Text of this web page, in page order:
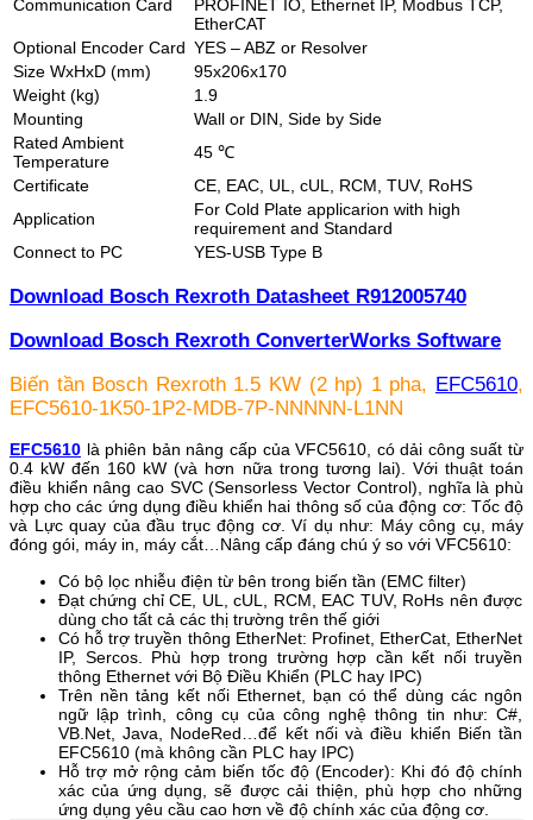
Communication Card
PROFINET IO, Ethernet IP, Modbus TCP,
EtherCAT
Optional Encoder Card YES – ABZ or Resolver
Size WxHxD (mm)
95x206x170
Weight (kg)
1.9
Mounting
Wall or DIN, Side by Side
Rated Ambient
Temperature
45 ℃
Certificate
CE, EAC, UL, cUL, RCM, TUV, RoHS
Application
For Cold Plate applicarion with high
requirement and Standard
Connect to PC
YES-USB Type B
Download Bosch Rexroth Datasheet R912005740
Download Bosch Rexroth ConverterWorks Software
Biến tần Bosch Rexroth 1.5 KW (2 hp) 1 pha, EFC5610,
EFC5610-1K50-1P2-MDB-7P-NNNNN-L1NN
EFC5610 là phiên bản nâng cấp của VFC5610, có dải công suất từ
0.4 kW đến 160 kW (và hơn nữa trong tương lai). Với thuật toán
điều khiển nâng cao SVC (Sensorless Vector Control), nghĩa là phù
hợp cho các ứng dụng điều khiển hai thông số của động cơ: Tốc độ
và Lực quay của đầu trục động cơ. Ví dụ như: Máy công cụ, máy
đóng gói, máy in, máy cắt…Nâng cấp đáng chú ý so với VFC5610:
Có bộ lọc nhiễu điện từ bên trong biến tần (EMC filter)
Đạt chứng chỉ CE, UL, cUL, RCM, EAC TUV, RoHs nên được
dùng cho tất cả các thị trường trên thế giới
Có hỗ trợ truyền thông EtherNet: Profinet, EtherCat, EtherNet
IP, Sercos. Phù hợp trong trường hợp cần kết nối truyền
thông Ethernet với Bộ Điều Khiển (PLC hay IPC)
Trên nền tảng kết nối Ethernet, bạn có thể dùng các ngôn
ngữ lập trình, công cụ của công nghệ thông tin như: C#,
VB.Net, Java, NodeRed…để kết nối và điều khiển Biến tần
EFC5610 (mà không cần PLC hay IPC)
Hỗ trợ mở rộng cảm biến tốc độ (Encoder): Khi đó độ chính
xác của ứng dụng, sẽ được cải thiện, phù hợp cho những
ứng dụng yêu cầu cao hơn về độ chính xác của động cơ.